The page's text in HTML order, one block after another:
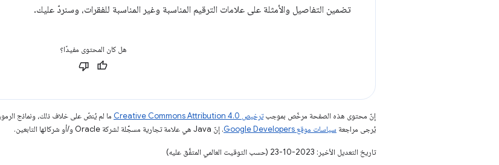
تضمين التفاصيل والأمثلة على علامات الترقيم المناسبة وغير المناسبة للفقرات، وسنردّ عليك.
هل كان المحتوى مفيدًا؟
إنّ محتوى هذه الصفحة مرخّص بموجبترخيص Creative Commons Attribution 4.0‏ ما لم يُنصّ على خلاف ذلك، ونماذج
يُرجى مراجعة سياسات موقع Google Developers‏ . إنّ Java هي علامة تجارية مسجَّلة لشركة Oracle و/أو شركائها التابعين.
تاريخ التعديل الأخير: 2023-10-23 (حسب التوقيت العالمي المتفَّق عليه)